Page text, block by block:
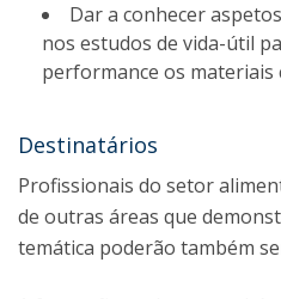
Dar a conhecer
nos estudos de vida-útil
performance os materiais
Destinatários
Profissionais do setor
de outras áreas que
temática poderão também